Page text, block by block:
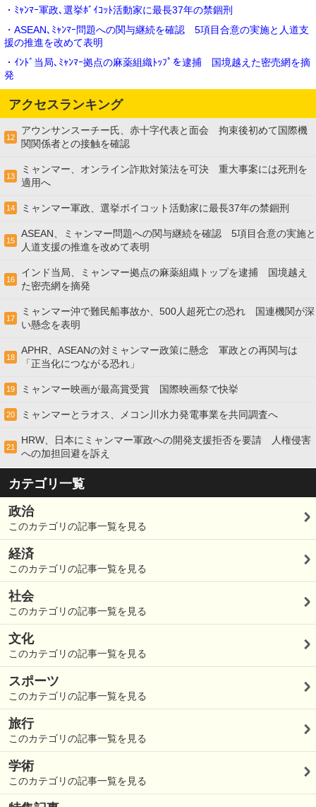
・ﾐｬﾝﾏｰ軍政､選挙ﾎﾞｲｺｯﾄ活動家に最長37年の禁錮刑
・ASEAN､ﾐｬﾝﾏｰ問題への関与継続を確認 5項目合意の実施と人道支
援の推進を改めて表明
・ｲﾝﾄﾞ当局､ﾐｬﾝﾏｰ拠点の麻薬組織ﾄｯﾌﾟを逮捕 国境越えた密売網を摘
発
アクセスランキング
12
アウンサンスーチー氏、赤十字代表と面会 拘束後初めて国際機
関関係者との接触を確認
13
ミャンマー、オンライン詐欺対策法を可決 重大事案には死刑を
適用へ
14 ミャンマー軍政、選挙ボイコット活動家に最長37年の禁錮刑
15
ASEAN、ミャンマー問題への関与継続を確認 5項目合意の実施と
人道支援の推進を改めて表明
16
インド当局、ミャンマー拠点の麻薬組織トップを逮捕 国境越え
た密売網を摘発
17
ミャンマー沖で難民船事故か、500人超死亡の恐れ 国連機関が深
い懸念を表明
18
APHR、ASEANの対ミャンマー政策に懸念 軍政との再関与は
「正当化につながる恐れ」
19 ミャンマー映画が最高賞受賞 国際映画祭で快挙
20 ミャンマーとラオス、メコン川水力発電事業を共同調査へ
21
HRW、日本にミャンマー軍政への開発支援拒否を要請 人権侵害
への加担回避を訴え
カテゴリ一覧
政治
このカテゴリの記事一覧を見る
経済
このカテゴリの記事一覧を見る
社会
このカテゴリの記事一覧を見る
文化
このカテゴリの記事一覧を見る
スポーツ
このカテゴリの記事一覧を見る
旅行
このカテゴリの記事一覧を見る
学術
このカテゴリの記事一覧を見る